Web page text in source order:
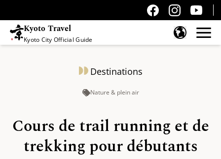
Kyoto Travel
Kyoto City Official Guide
Destinations
Nature & plein air
Cours de trail running et de
trekking pour débutants